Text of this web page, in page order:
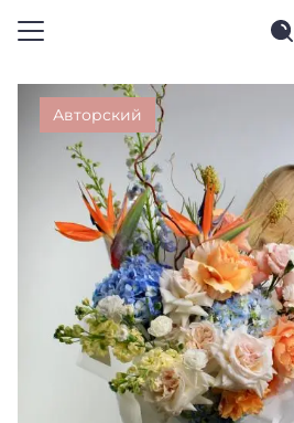
Авторский